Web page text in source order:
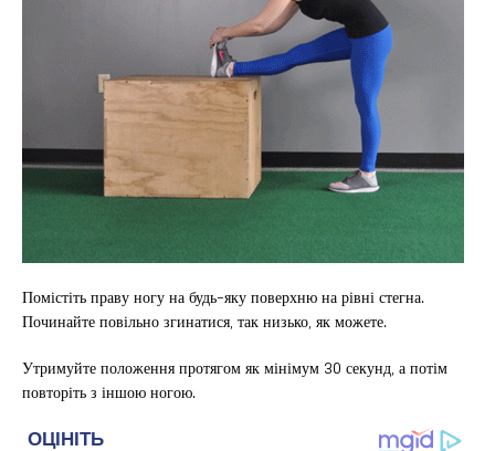
Помістіть праву ногу на будь-яку поверхню на рівні стегна.
Починайте повільно згинатися, так низько, як можете.
Утримуйте положення протягом як мінімум 30 секунд, а потім
повторіть з іншою ногою.